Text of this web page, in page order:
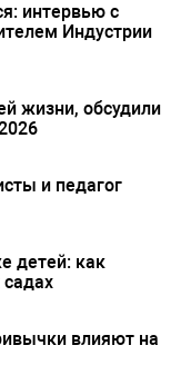
интервью с
Индустрии
жизни, обсудили
и педагог
детей: как
садах
влияют на